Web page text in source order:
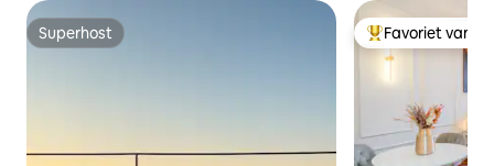
Superhost
Superhost Topfavoriet van
Favoriet van